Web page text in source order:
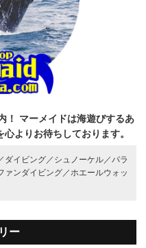
！
マーメイドは海遊びするあ
心よりお待ちしております。
ダイビング／ シュノーケル／パラ
ァンダイビング／ホエールウォッ
ー